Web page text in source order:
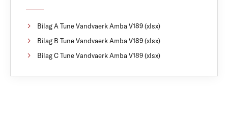
Bilag A Tune Vandvaerk Amba V189 (xlsx)
Bilag B Tune Vandvaerk Amba V189 (xlsx)
Bilag C Tune Vandvaerk Amba V189 (xlsx)